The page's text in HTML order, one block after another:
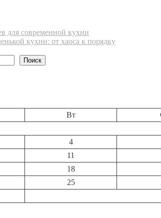
для современной кухни
кухни: от хаоса к порядку
Поиск
Вт
4
11
18
25